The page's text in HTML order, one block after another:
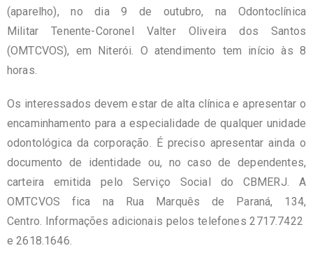
(aparelho), no dia 9 de outubro, na Odontoclínica
Militar Tenente-Coronel Valter Oliveira dos Santos
(OMTCVOS), em Niterói. O atendimento tem início às 8
horas.
Os interessados devem estar de alta clínica e apresentar o
encaminhamento para a especialidade de qualquer unidade
odontológica da corporação. É preciso apresentar ainda o
documento de identidade ou, no caso de dependentes,
carteira emitida pelo Serviço Social do CBMERJ. A
OMTCVOS fica na Rua Marquês de Paraná, 134,
Centro. Informações adicionais pelos telefones 2717.7422
e 2618.1646.